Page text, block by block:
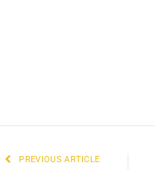
PREVIOUS ARTICLE